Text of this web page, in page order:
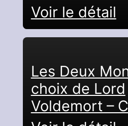
Voir le détail
Les Deux
choix de Lord
Voldemort –